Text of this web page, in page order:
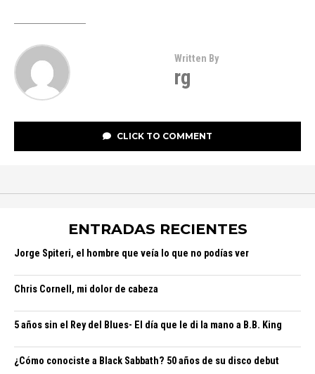
Written By
rg
CLICK TO COMMENT
ENTRADAS RECIENTES
Jorge Spiteri, el hombre que veía lo que no podías ver
Chris Cornell, mi dolor de cabeza
5 años sin el Rey del Blues- El día que le di la mano a B.B. King
¿Cómo conociste a Black Sabbath? 50 años de su disco debut